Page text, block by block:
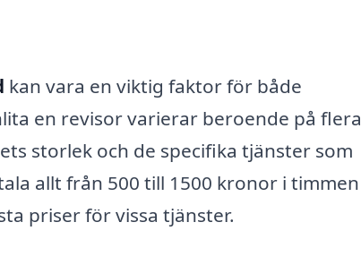
kan vara en viktig faktor för både
en revisor varierar beroende på flera
storlek och de specifika tjänster som
allt från 500 till 1500 kronor i timmen
priser för vissa tjänster.